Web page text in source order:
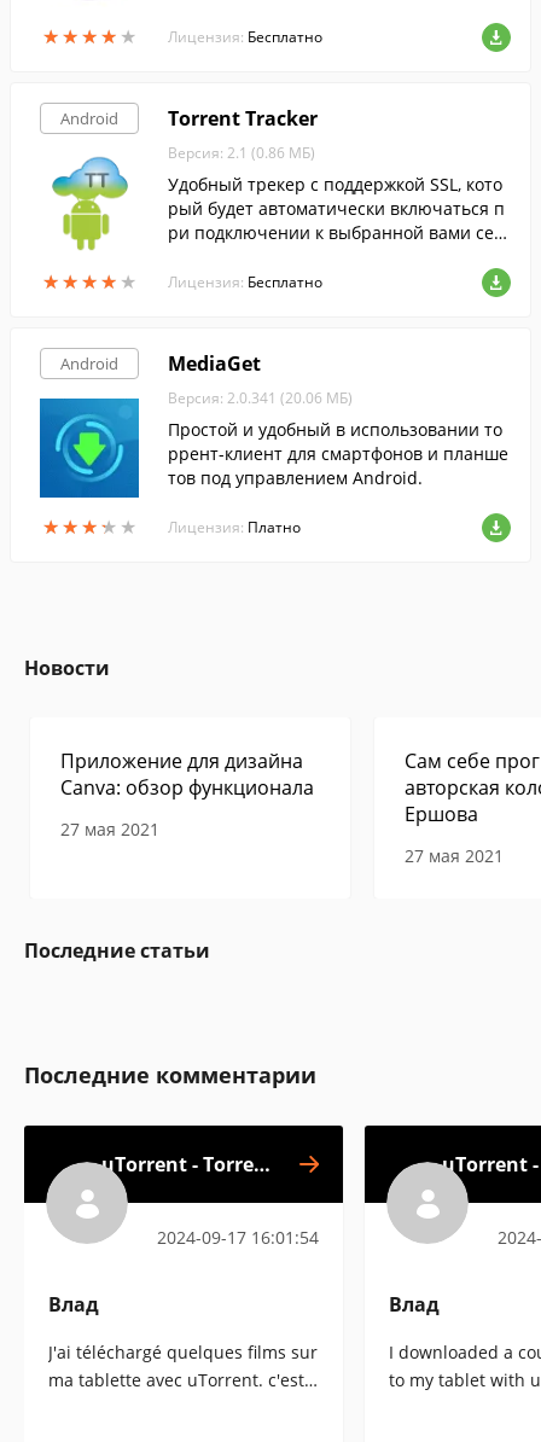
★★★★ ★
★★★★ ★ Лицензия: Бесплатно
Android
★★★★ ★
★★★★ ★
Torrent Tracker
Версия: 2.1 (0.86 МБ)
Удобный трекер с поддержкой SSL, кото
рый будет автоматически включаться п
ри подключении к выбранной вами сет
Лицензия: Бесплатно
Android
★★★★ ★
★★★★ ★
MediaGet
Версия: 2.0.341 (20.06 МБ)
Простой и удобный в использовании то
ррент-клиент для смартфонов и планше
тов под управлением Android.
Лицензия: Платно
Новости
Приложение для дизайна
Canva: обзор функционала
27 мая 2021
Сам себе
авторская
Ершова
27 мая 2021
Последние статьи
Последние комментарии
uTorrent - Torrent
2024-09-17 16:01:54
Влад
J'ai téléchargé quelques films sur
ma tablette avec uTorrent. c'est
uTorrent
Влад
I downloaded a
to my tablet with